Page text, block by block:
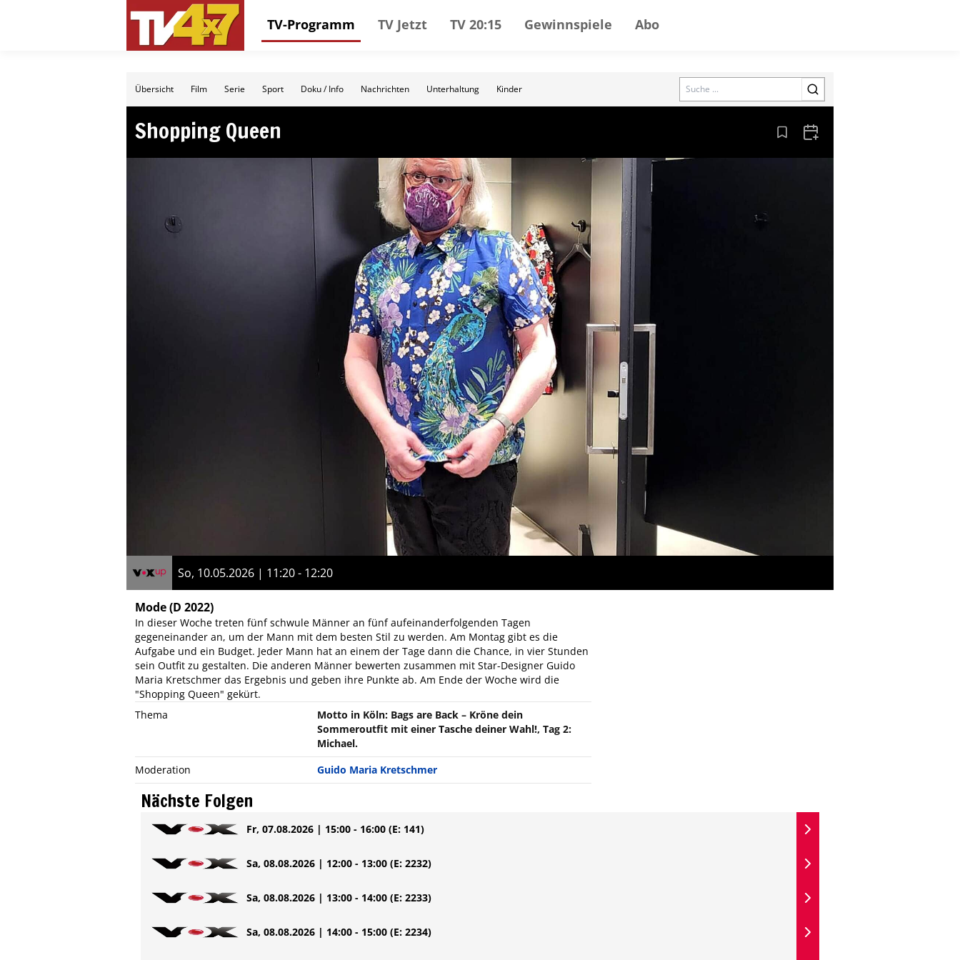
TV-Programm TV Jetzt TV 20:15 Gewinnspiele Abo
Übersicht Film Serie Sport Doku / Info Nachrichten Unterhaltung Kinder Search
Shopping Queen Aus den Lesezeichen entfernen
Zum Kalender hinzufügen
So, 10.05.2026 | 11:20 - 12:20
Mode(D 2022)
In dieser Woche treten fünf schwule Männer an fünf aufeinanderfolgenden Tagen
gegeneinander an, um der Mann mit dem besten Stil zu werden. Am Montag gibt es die
Aufgabe und ein Budget. Jeder Mann hat an einem der Tage dann die Chance, in vier Stunden
sein Outfit zu gestalten. Die anderen Männer bewerten zusammen mit Star-Designer Guido
Maria Kretschmer das Ergebnis und geben ihre Punkte ab. Am Ende der Woche wird die
"Shopping Queen" gekürt.
Thema
Motto in Köln: Bags are Back – Kröne dein
Sommeroutfit mit einer Tasche deiner Wahl!, Tag 2:
Michael.
Moderation
Guido Maria Kretschmer
Nächste Folgen
Fr, 07.08.2026 | 15:00 - 16:00 (E: 141)
Sa, 08.08.2026 | 12:00 - 13:00 (E: 2232)
Sa, 08.08.2026 | 13:00 - 14:00 (E: 2233)
Sa, 08.08.2026 | 14:00 - 15:00 (E: 2234)